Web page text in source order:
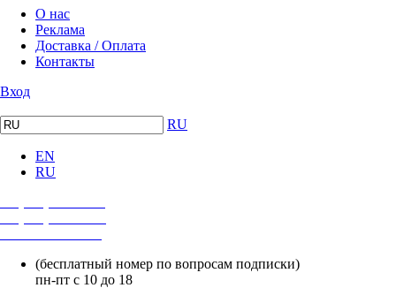
О нас
Реклама
Доставка / Оплата
Контакты
Вход
RU
EN
RU
(бесплатный номер по вопросам подписки)
пн-пт с 10 до 18